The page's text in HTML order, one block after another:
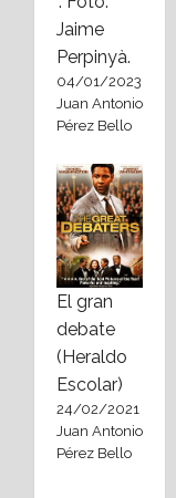
Jaime
Perpinyà.
04/01/2023
Juan Antonio
Pérez Bello
El gran
debate
(Heraldo
Escolar)
24/02/2021
Juan Antonio
Pérez Bello